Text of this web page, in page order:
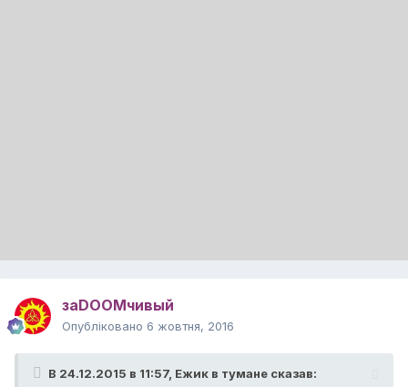
заDOOMчивый
Опубліковано 6 жовтня, 2016
В 24.12.2015 в 11:57, Ежик в тумане сказав: